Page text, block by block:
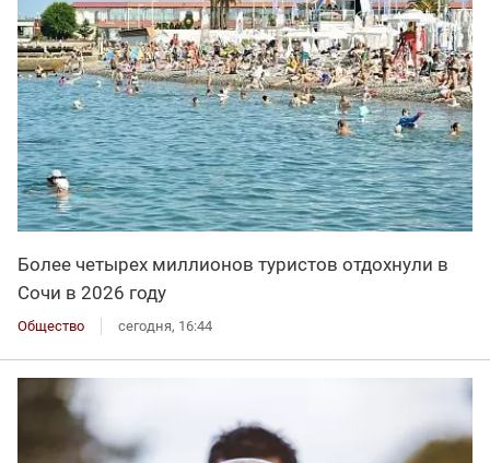
Более четырех миллионов туристов отдохнули в
Сочи в 2026 году
Общество сегодня, 16:44